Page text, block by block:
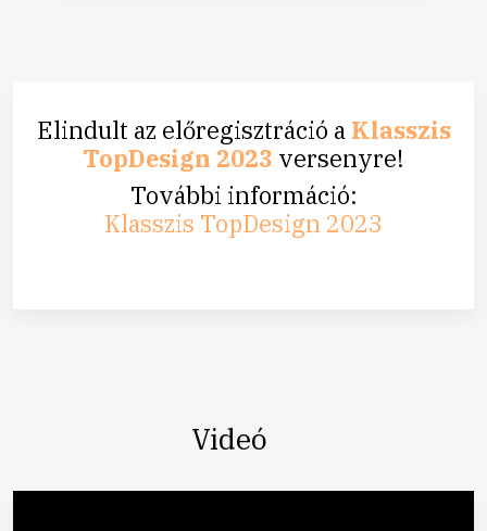
Elindult az előregisztráció a Klasszis
TopDesign 2023 versenyre!
További információ:
Klasszis TopDesign 2023
Videó